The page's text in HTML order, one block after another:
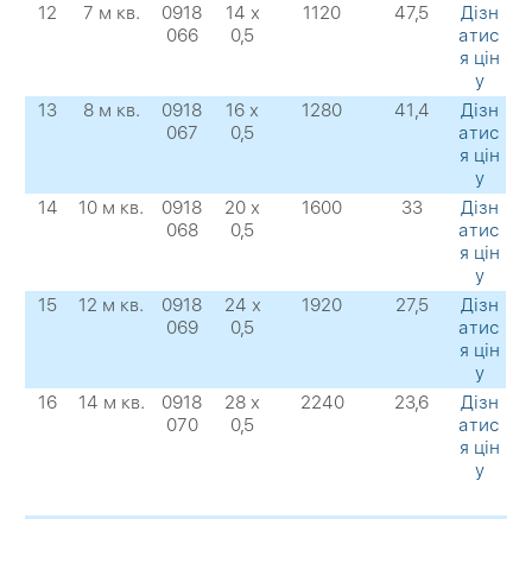
12
7 м кв.
0918
066
14 х
0,5
1120 47,5
Дізн
атис
я цін
у
13
8 м кв.
0918
067
16 х
0,5
1280 41,4
Дізн
атис
я цін
у
14
10 м кв.
0918
068
20 х
0,5
1600 33
Дізн
атис
я цін
у
15
12 м кв.
0918
069
24 х
0,5
1920 27,5
Дізн
атис
я цін
у
16
14 м кв.
0918
070
28 х
0,5
2240 23,6
Дізн
атис
я цін
у